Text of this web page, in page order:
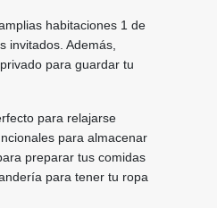
habitaciones 1 de
invitados. Además,
para guardar tu
para relajarse
para almacenar
preparar tus comidas
para tener tu ropa